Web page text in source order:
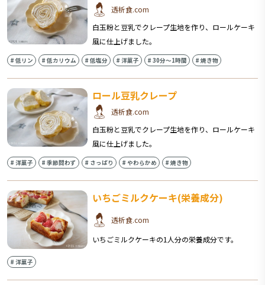
透析食.com
白玉粉と豆乳でクレープ生地を作り、ロールケーキ
風に仕上げました。
#低リン #低カリウム #低塩分 #洋菓子 #30分〜1時間 #焼き物
ロール豆乳クレープ
透析食.com
白玉粉と豆乳でクレープ生地を作り、ロールケーキ
風に仕上げました。
#洋菓子 #季節問わず # さっぱり #やわらかめ #焼き物
いちごミルクケーキ(栄養成分)
透析食.com
いちごミルクケーキの1人分の栄養成分です。
#洋菓子